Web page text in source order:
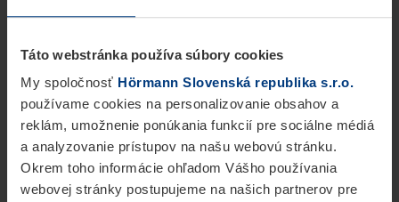
Táto webstránka používa súbory cookies
My spoločnosť Hörmann Slovenská republika s.r.o.
používame cookies na personalizovanie obsahov a
reklám, umožnenie ponúkania funkcií pre sociálne médiá
a analyzovanie prístupov na našu webovú stránku.
Okrem toho informácie ohľadom Vášho používania
webovej stránky postupujeme na našich partnerov pre